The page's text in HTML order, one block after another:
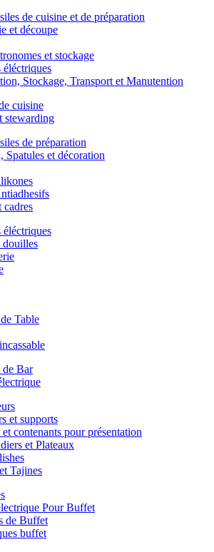
de cuisine et de préparation
et découpe
et stockage
Stockage, Transport et Manutention
cuisine
stewarding
de préparation
Spatules et décoration
cadres
douilles
Table
de Bar
et supports
contenants pour présentation
et Plateaux
Tajines
Pour Buffet
de Buffet
buffet